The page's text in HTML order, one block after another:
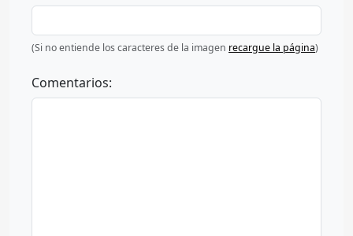
(Si no entiende los caracteres de la imagen recargue la página)
Comentarios: